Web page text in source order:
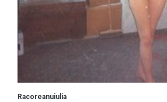
Racoreanuiulia